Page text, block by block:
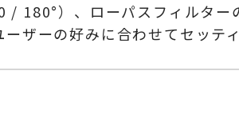
/ 180°）、ローパスフィルタ
ザーの好みに合わせてセッテ